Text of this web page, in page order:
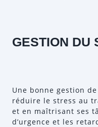
GESTION DU
Une bonne gestion
réduire le stress au
et en maîtrisant ses
d’urgence et les